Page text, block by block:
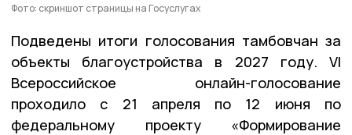
Фото: скриншот страницы на Госуслугах
Подведены итоги голосования тамбовчан за
объекты благоустройства в 2027 году. VI
Всероссийское онлайн-голосование
проходило с 21 апреля по 12 июня по
федеральному проекту «Формирование